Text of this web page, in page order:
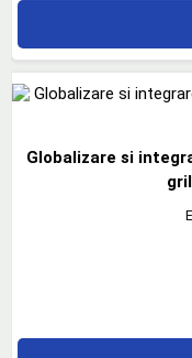
Globalizare si